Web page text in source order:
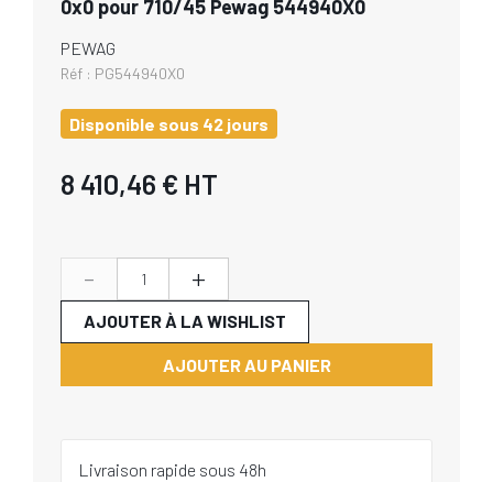
0x0 pour 710/45 Pewag 544940X0
PEWAG
Réf : PG544940X0
Disponible sous 42 jours
8 410,46 € HT
- +
AJOUTER AU PANIER
AJOUTER À LA WISHLIST
Livraison rapide sous 48h